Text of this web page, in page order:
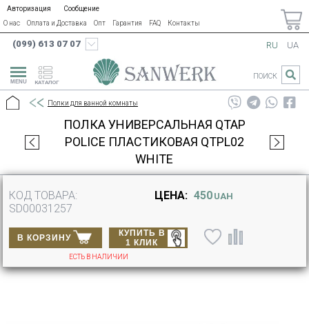
Авторизация
Сообщение
О нас
Оплата и Доставка Опт Гарантия FAQ Контакты
(099) 613 07 07
КАТАЛОГ
RU UA
ПОИСК
Полки для ванной комнаты
ПОЛКА УНИВЕРСАЛЬНАЯ QTAP
POLICE ПЛАСТИКОВАЯ QTPL02
WHITE
КОД ТОВАРА:
SD00031257
ЦЕНА: 450 UAH
В КОРЗИНУ
КУПИТЬ В
1 КЛИК
ЕСТЬ В НАЛИЧИИ